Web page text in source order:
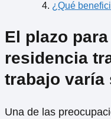
¿Qué
El plazo
residencia
trabajo varía
Una de las